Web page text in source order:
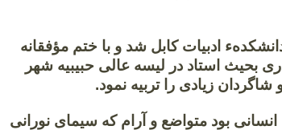
ادبیات کابل شد و با ختم مؤفقانه
بحیث استاد در لیسه عالی حبیبیه شهر
زیادی را تربیه نمود.
انسانی بود متواضع و آرام که سیمای نورانی